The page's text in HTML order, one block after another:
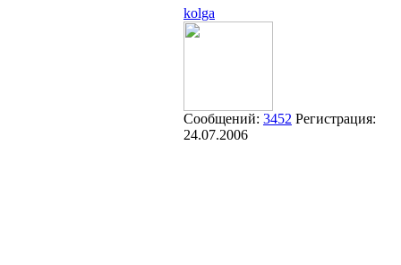
kolga
Сообщений: 3452 Регистрация:
24.07.2006